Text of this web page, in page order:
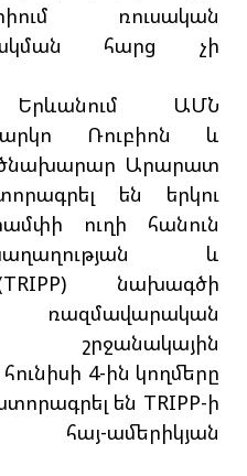
ռուսական
հարց չի
ԱՄՆ
Ռուբիոն և
Արարատ
են երկու
ուղի հանուն
և
նախագծի
շրջանակային
4-ին կողմերը
են TRIPP-ի
ամերիկյան